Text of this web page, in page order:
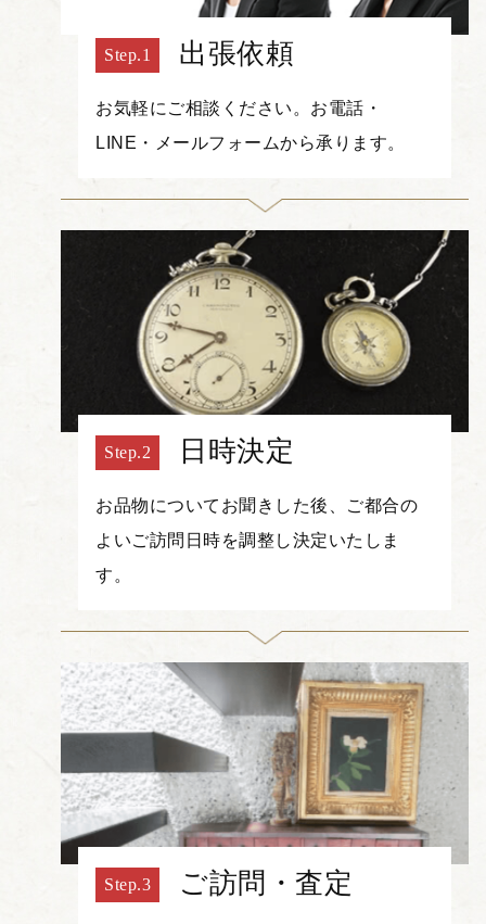
出張依頼
お気軽にご相談ください。お電話・
LINE・メールフォームから承ります。
日時決定
お品物についてお聞きした後、ご都合の
よいご訪問日時を調整し決定いたしま
す。
ご訪問・査定